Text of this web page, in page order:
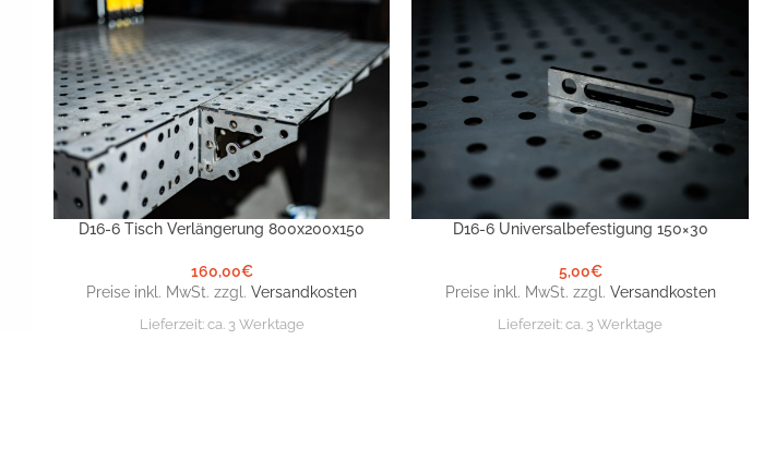
IN DEN WARENKORB
D16-6 Tisch Verlängerung 800x200x150
160,00€
Preise inkl. MwSt. zzgl.Versandkosten
Lieferzeit: ca. 3 Werktage
IN DEN WARENKORB
D16-6 Universalbefestigung 150×30
5,00€
Preise inkl. MwSt. zzgl. Versandkosten
Lieferzeit:ca. 3 Werktage